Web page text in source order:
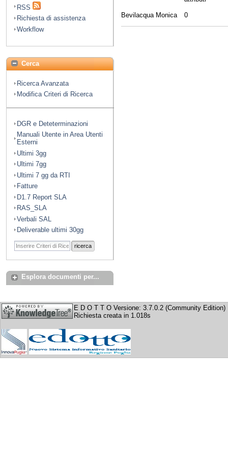
RSS
Richiesta di assistenza
Workflow
Cerca
Ricerca Avanzata
Modifica Criteri di Ricerca
DGR e Deteterminazioni
Manuali Utente in Area Utenti
Esterni
Ultimi 3gg
Ultimi 7gg
Ultimi 7 gg da RTI
Fatture
D1.7 Report SLA
RAS_SLA
Verbali SAL
Deliverable ultimi 30gg
ricerca
Esplora documenti per...
Bevilacqua Monica 0
E D O T T O Versione: 3.7.0.2 (Community Edition)
Richiesta creata in 1.018s